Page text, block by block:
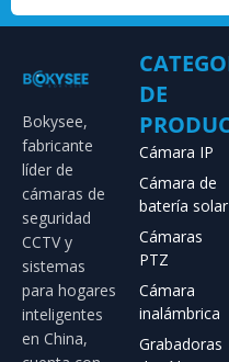
Bokysee,
fabricante
líder de
cámaras de
seguridad
CCTV y
sistemas
para hogares
inteligentes
en China,
DE
Cámara IP
Cámara de
batería solar
Cámaras
PTZ
Cámara
inalámbrica
Grabadoras